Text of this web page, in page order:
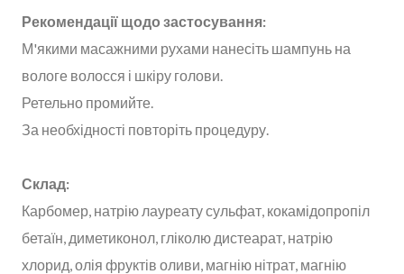
Рекомендації щодо застосування:
М'якими масажними рухами нанесіть шампунь на
вологе волосся і шкіру голови.
Ретельно промийте.
За необхідності повторіть процедуру.
Склад:
Карбомер, натрію лауреату сульфат, кокамідопропіл
бетаїн, диметиконол, гліколю дистеарат, натрію
хлорид, олія фруктів оливи, магнію нітрат, магнію